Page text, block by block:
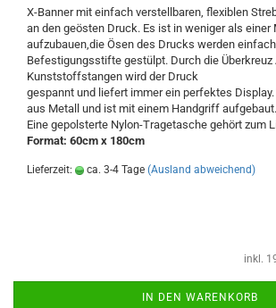
X-Banner mit einfach verstellbaren, flexiblen
an den geösten Druck. Es ist in weniger als einer
aufzubauen,die Ösen des Drucks werden
Befestigungsstifte gestülpt. Durch die Überkreuz
Kunststoffstangen wird der Druck
gespannt und liefert immer ein perfektes
aus Metall und ist mit einem Handgriff aufgebaut.
Eine gepolsterte Nylon-Tragetasche gehört zum
Format: 60cm x 180cm
Lieferzeit: ca. 3-4 Tage (Ausland abweichend)
inkl.
IN DEN WARENKORB